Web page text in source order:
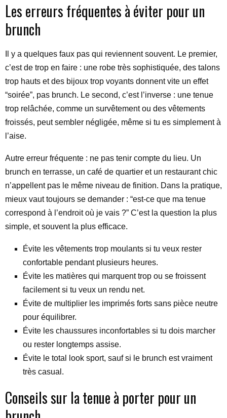
Les erreurs fréquentes à éviter pour un
brunch
Il y a quelques faux pas qui reviennent souvent. Le premier,
c’est de trop en faire : une robe très sophistiquée, des talons
trop hauts et des bijoux trop voyants donnent vite un effet
“soirée”, pas brunch. Le second, c’est l’inverse : une tenue
trop relâchée, comme un survêtement ou des vêtements
froissés, peut sembler négligée, même si tu es simplement à
l’aise.
Autre erreur fréquente : ne pas tenir compte du lieu. Un
brunch en terrasse, un café de quartier et un restaurant chic
n’appellent pas le même niveau de finition. Dans la pratique,
mieux vaut toujours se demander : “est-ce que ma tenue
correspond à l’endroit où je vais ?” C’est la question la plus
simple, et souvent la plus efficace.
Évite les vêtements trop moulants si tu veux rester
confortable pendant plusieurs heures.
Évite les matières qui marquent trop ou se froissent
facilement si tu veux un rendu net.
Évite de multiplier les imprimés forts sans pièce neutre
pour équilibrer.
Évite les chaussures inconfortables si tu dois marcher
ou rester longtemps assise.
Évite le total look sport, sauf si le brunch est vraiment
très casual.
Conseils sur la tenue à porter pour un